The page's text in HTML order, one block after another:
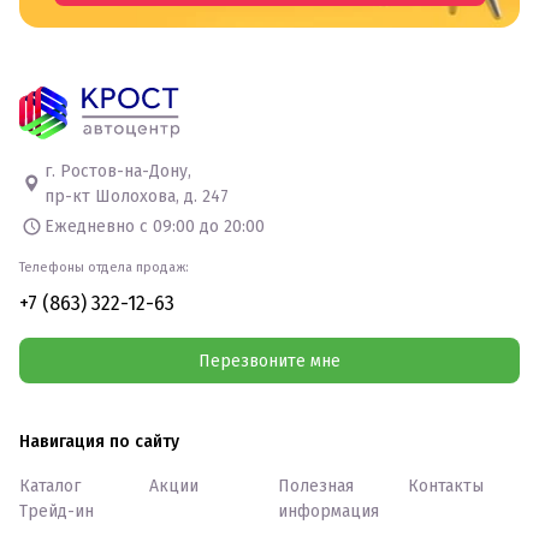
г. Ростов-на-Дону,
пр-кт Шолохова, д. 247
Ежедневно с 09:00 до 20:00
Телефоны отдела продаж:
+7 (863) 322-12-63
Перезвоните мне
Навигация по сайту
Каталог
Трейд-ин
Акции
Полезная
информация
Контакты